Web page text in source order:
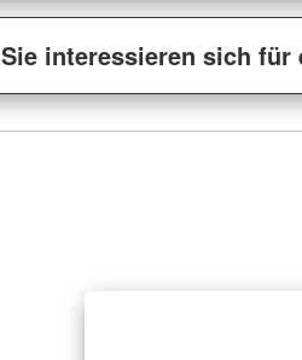
Sie interessieren sich